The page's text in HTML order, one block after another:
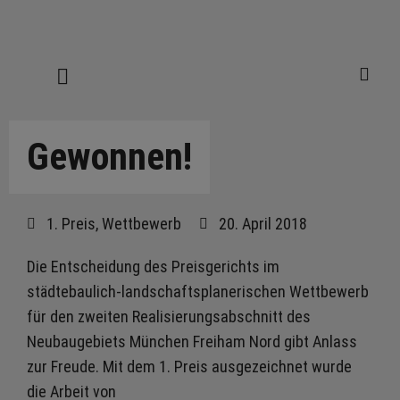
Gewonnen!
1. Preis,Wettbewerb 20. April 2018
Die Entscheidung des Preisgerichts im
städtebaulich-landschaftsplanerischen Wettbewerb
für den zweiten Realisierungsabschnitt des
Neubaugebiets München Freiham Nord gibt Anlass
zur Freude. Mit dem 1. Preis ausgezeichnet wurde
die Arbeit von